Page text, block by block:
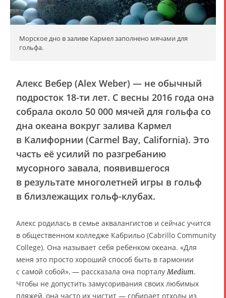
Морское дно в заливе Кармел заполнено мячами для
гольфа.
Алекс Вебер (Alex Weber) — не обычный
подросток 18-ти лет. С весны 2016 года она
собрала около 50 000 мячей для гольфа со
дна океана вокруг залива Кармел
в Калифорнии (Carmel Bay, California). Это
часть её усилий по разгребанию
мусорного завала, появившегося
в результате многолетней игры в гольф
в близлежащих гольф-клубах.
Алекс родилась в семье аквалангистов и сейчас учится
в общественном колледже Кабрильо (Cabrillo Community
College). Она называет себя ребёнком океана. «Для
меня это просто хороший способ быть в гармонии
с самой собой», — рассказала она порталуMedium.
Чтобы не допустить замусоривания своих любимых
пляжей, она часто их чистит — собирает отходы из